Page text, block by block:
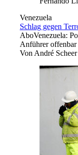
Venezuela
Schlag gegen
AboVenezuela:
Anführer offenbar
VonAndré Scheer